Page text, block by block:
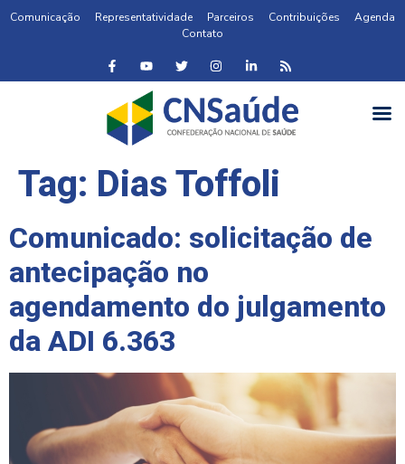
Comunicação Representatividade Parceiros Contribuições
Agenda
Contato
Tag: Dias Toffoli
Comunicado: solicitação de
antecipação no
agendamento do julgamento
da ADI 6.363